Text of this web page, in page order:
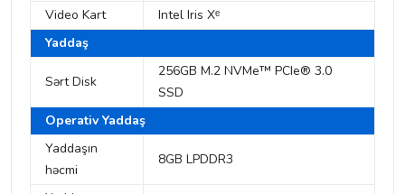
Video Kart
Intel Iris Xᵉ
Yaddaş
Sərt Disk
256GB M.2 NVMe™ PCIe® 3.0
SSD
Operativ Yaddaş
Yaddaşın
həcmi
8GB LPDDR3